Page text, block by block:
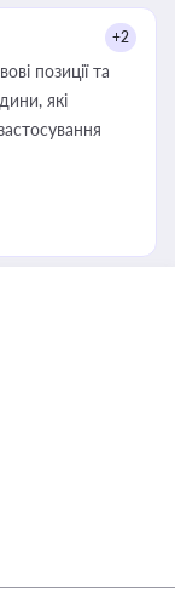
+2
позиції та
які